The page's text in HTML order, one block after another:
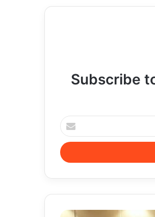
Subscribe
Enter
your
Email
address